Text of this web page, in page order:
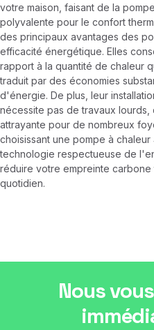
votre maison, faisant de la
polyvalente pour le confort
des principaux avantages des
efficacité énergétique. Elles
rapport à la quantité de chaleur
traduit par des économies
d'énergie. De plus, leur
nécessite pas de travaux
attrayante pour de nombreux
choisissant une pompe à
technologie respectueuse de
réduire votre empreinte
quotidien.
Nous